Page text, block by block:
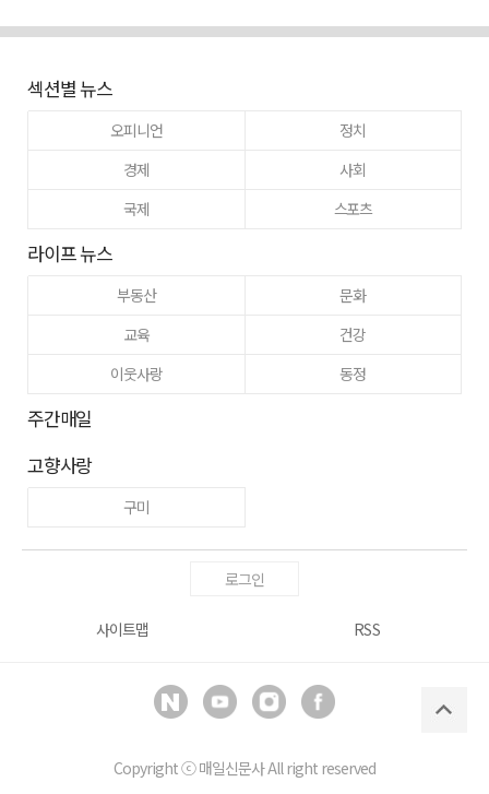
섹션별 뉴스
오피니언
정치
경제
사회
국제
스포츠
라이프 뉴스
부동산
문화
교육
건강
이웃사랑
동정
주간매일
고향사랑
구미
로그인
사이트맵 RSS
Copyright ⓒ매일신문사All right reserved